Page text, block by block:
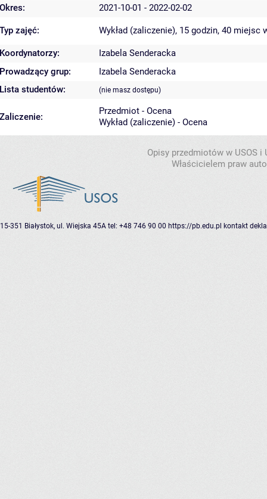
Okres: 2021-10-01 - 2022-02-02
Typ zajęć: Wykład (zaliczenie), 15 godzin, 40 miejsc
Koordynatorzy:
Izabela Senderacka
Prowadzący grup:
Izabela Senderacka
Lista studentów:
(nie masz dostępu)
Zaliczenie:
Przedmiot - Ocena
Wykład (zaliczenie) - Ocena
Opisy przedmiotów w USOS
Właścicielem praw
15-351 Białystok, ul. Wiejska 45A tel: +48 746 90 00 https://pb.edu.pl kontakt